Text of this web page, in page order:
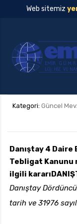
Web sitemiz
Kategori: Güncel
Danıştay 4 Daire
Tebligat Kanunu
ilgili kararı
Danıştay
tarih ve 31976